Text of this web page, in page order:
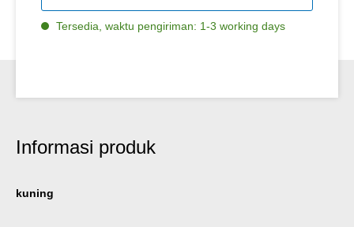
Tersedia, waktu pengiriman: 1-3 working days
Informasi produk
kuning